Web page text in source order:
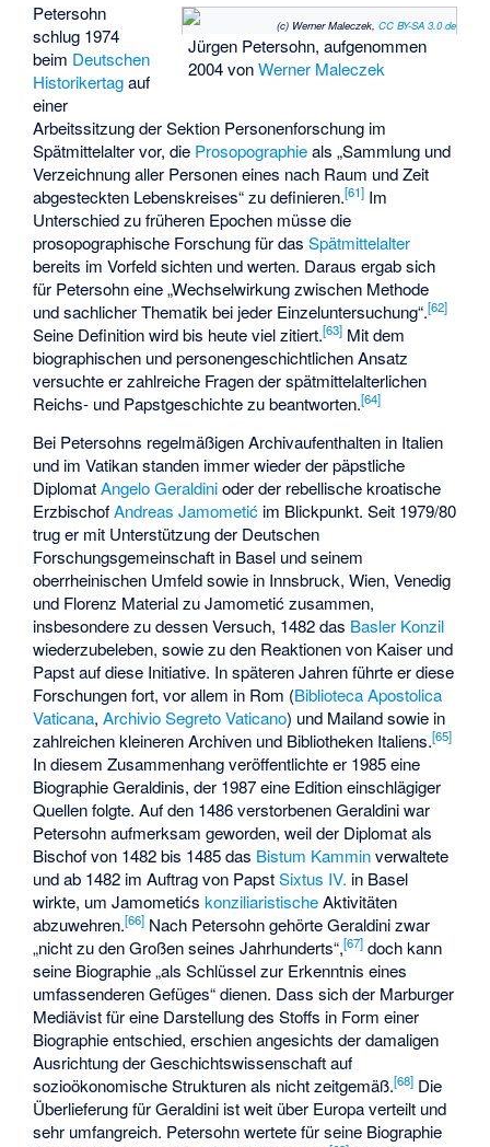
(c) Werner Maleczek, CC BY-SA 3.0 de
Jürgen Petersohn, aufgenommen
2004 vonWerner Maleczek
Petersohn
schlug 1974
beim Deutschen
Historikertagauf
einer
Arbeitssitzung der Sektion Personenforschung im
Spätmittelalter vor, die Prosopographieals „Sammlung und
Verzeichnung aller Personen eines nach Raum und Zeit
abgesteckten Lebenskreises“ zu definieren.[61] Im
Unterschied zu früheren Epochen müsse die
prosopographische Forschung für dasSpätmittelalter
bereits im Vorfeld sichten und werten. Daraus ergab sich
für Petersohn eine „Wechselwirkung zwischen Methode
und sachlicher Thematik bei jeder Einzeluntersuchung“.[62]
Seine Definition wird bis heute viel zitiert.[63] Mit dem
biographischen und personengeschichtlichen Ansatz
versuchte er zahlreiche Fragen der spätmittelalterlichen
Reichs- und Papstgeschichte zu beantworten.[64]
Bei Petersohns regelmäßigen Archivaufenthalten in Italien
und im Vatikan standen immer wieder der päpstliche
DiplomatAngelo Geraldinioder der rebellische kroatische
ErzbischofAndreas Jamometić im Blickpunkt. Seit 1979/80
trug er mit Unterstützung der Deutschen
Forschungsgemeinschaft in Basel und seinem
oberrheinischen Umfeld sowie in Innsbruck, Wien, Venedig
und Florenz Material zu Jamometić zusammen,
insbesondere zu dessen Versuch, 1482 das Basler Konzil
wiederzubeleben, sowie zu den Reaktionen von Kaiser und
Papst auf diese Initiative. In späteren Jahren führte er diese
Forschungen fort, vor allem in Rom (Biblioteca Apostolica
Vaticana,Archivio Segreto Vaticano) und Mailand sowie in
zahlreichen kleineren Archiven und Bibliotheken Italiens.[65]
In diesem Zusammenhang veröffentlichte er 1985 eine
Biographie Geraldinis, der 1987 eine Edition einschlägiger
Quellen folgte. Auf den 1486 verstorbenen Geraldini war
Petersohn aufmerksam geworden, weil der Diplomat als
Bischof von 1482 bis 1485 das Bistum Kamminverwaltete
und ab 1482 im Auftrag von PapstSixtus IV. in Basel
wirkte, um JamometićskonziliaristischeAktivitäten
abzuwehren.[66] Nach Petersohn gehörte Geraldini zwar
„nicht zu den Großen seines Jahrhunderts“,[67] doch kann
seine Biographie „als Schlüssel zur Erkenntnis eines
umfassenderen Gefüges“ dienen. Dass sich der Marburger
Mediävist für eine Darstellung des Stoffs in Form einer
Biographie entschied, erschien angesichts der damaligen
Ausrichtung der Geschichtswissenschaft auf
sozioökonomische Strukturen als nicht zeitgemäß.[68] Die
Überlieferung für Geraldini ist weit über Europa verteilt und
sehr umfangreich. Petersohn wertete für seine Biographie